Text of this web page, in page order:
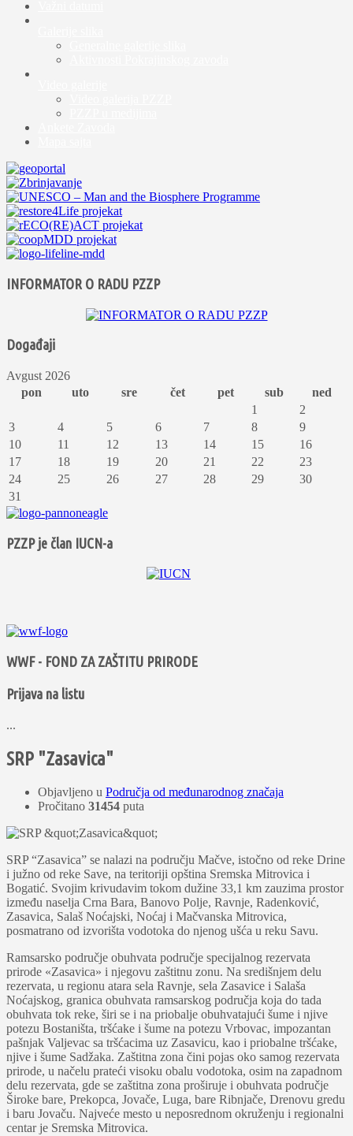
INFORMATOR O RADU PZZP
Događaji
Avgust 2026
pon
uto sre čet pet sub
ned
1
2
3
4 5 6 7 8
9
10
11 12 13 14 15
16
17
18 19 20 21 22
23
24
25 26 27 28 29
30
31
PZZP je član IUCN-a
WWF - FOND ZA ZAŠTITU PRIRODE
Prijava na listu
...
SRP "Zasavica"
Objavljeno u Područja od međunarodnog značaja
Pročitano 31454 puta
SRP “Zasavica” se nalazi na području Mačve, istočno od reke Drine
i južno od reke Save, na teritoriji opština Sremska Mitrovica i
Bogatić. Svojim krivudavim tokom dužine 33,1 km zauzima prostor
između naselja Crna Bara, Banovo Polje, Ravnje, Radenković,
Zasavica, Salaš Noćajski, Noćaj i Mačvanska Mitrovica,
posmatrano od izvorišta vodotoka do njenog ušća u reku Savu.
Ramsarsko područje obuhvata područje specijalnog rezervata
prirode «Zasavica» i njegovu zaštitnu zonu. Na središnjem delu
rezervata, u regionu atara sela Ravnje, sela Zasavice i Salaša
Noćajskog, granica obuhvata ramsarskog područja koja do tada
obuhvata tok reke, širi se i na priobalje obuhvatajući šume i njive
potezu Bostaništa, tršćake i šume na potezu Vrbovac, impozantan
pašnjak Valjevac sa tršćacima uz Zasavicu, kao i priobalne tršćake,
njive i šume Sadžaka. Zaštitna zona čini pojas oko samog rezervata
prirode, u načelu prateći visoku obalu vodotoka, osim na zapadnom
delu rezervata, gde se zaštitna zona proširuje i obuhvata područje
Široke bare, Prekopca, Jovače, Luga, bare Ribnjače, Drenovu gredu
i baru Jovaču. Najveće mesto u neposrednom okruženju i regionalni
centar je Sremska Mitrovica.